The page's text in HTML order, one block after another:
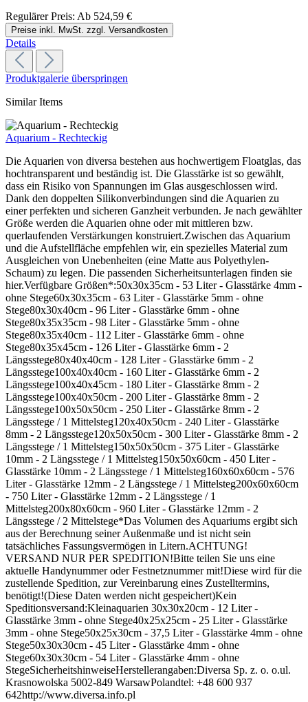
Regulärer Preis: Ab 524,59 €
Preise inkl. MwSt. zzgl. Versandkosten
Details
Produktgalerie überspringen
Similar Items
Aquarium - Rechteckig
Die Aquarien von diversa bestehen aus hochwertigem Floatglas, das
hochtransparent und beständig ist. Die Glasstärke ist so gewählt,
dass ein Risiko von Spannungen im Glas ausgeschlossen wird.
Dank den doppelten Silikonverbindungen sind die Aquarien zu
einer perfekten und sicheren Ganzheit verbunden. Je nach gewählter
Größe werden die Aquarien ohne oder mit mittleren bzw.
querlaufenden Verstärkungen konstruiert.Zwischen das Aquarium
und die Aufstellfläche empfehlen wir, ein spezielles Material zum
Ausgleichen von Unebenheiten (eine Matte aus Polyethylen-
Schaum) zu legen. Die passenden Sicherheitsunterlagen finden sie
hier.Verfügbare Größen*:50x30x35cm - 53 Liter - Glasstärke 4mm -
ohne Stege60x30x35cm - 63 Liter - Glasstärke 5mm - ohne
Stege80x30x40cm - 96 Liter - Glasstärke 6mm - ohne
Stege80x35x35cm - 98 Liter - Glasstärke 5mm - ohne
Stege80x35x40cm - 112 Liter - Glasstärke 6mm - ohne
Stege80x35x45cm - 126 Liter - Glasstärke 6mm - 2
Längsstege80x40x40cm - 128 Liter - Glasstärke 6mm - 2
Längsstege100x40x40cm - 160 Liter - Glasstärke 6mm - 2
Längsstege100x40x45cm - 180 Liter - Glasstärke 8mm - 2
Längsstege100x40x50cm - 200 Liter - Glasstärke 8mm - 2
Längsstege100x50x50cm - 250 Liter - Glasstärke 8mm - 2
Längsstege / 1 Mittelsteg120x40x50cm - 240 Liter - Glasstärke
8mm - 2 Längsstege120x50x50cm - 300 Liter - Glasstärke 8mm - 2
Längsstege / 1 Mittelsteg150x50x50cm - 375 Liter - Glasstärke
10mm - 2 Längsstege / 1 Mittelsteg150x50x60cm - 450 Liter -
Glasstärke 10mm - 2 Längsstege / 1 Mittelsteg160x60x60cm - 576
Liter - Glasstärke 12mm - 2 Längsstege / 1 Mittelsteg200x60x60cm
- 750 Liter - Glasstärke 12mm - 2 Längsstege / 1
Mittelsteg200x80x60cm - 960 Liter - Glasstärke 12mm - 2
Längsstege / 2 Mittelstege*Das Volumen des Aquariums ergibt sich
aus der Berechnung seiner Außenmaße und ist nicht sein
tatsächliches Fassungsvermögen in Litern.ACHTUNG!
VERSAND NUR PER SPEDITION!Bitte teilen Sie uns eine
aktuelle Handynummer oder Festnetznummer mit!Diese wird für die
zustellende Spedition, zur Vereinbarung eines Zustelltermins,
benötigt!(Diese Daten werden nicht gespeichert)Kein
Speditionsversand:Kleinaquarien 30x30x20cm - 12 Liter -
Glasstärke 3mm - ohne Stege40x25x25cm - 25 Liter - Glasstärke
3mm - ohne Stege50x25x30cm - 37,5 Liter - Glasstärke 4mm - ohne
Stege50x30x30cm - 45 Liter - Glasstärke 4mm - ohne
Stege60x30x30cm - 54 Liter - Glasstärke 4mm - ohne
StegeSicherheitshinweiseHerstellerangaben:Diversa Sp. z. o. o.ul.
Krasnowolska 5002-849 WarsawPolandtel: +48 600 937
642http://www.diversa.info.pl